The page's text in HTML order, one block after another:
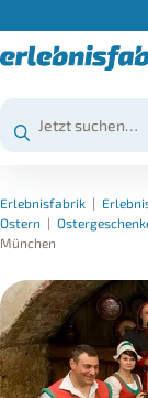
Erlebnisfabrik |
Ostern |
München